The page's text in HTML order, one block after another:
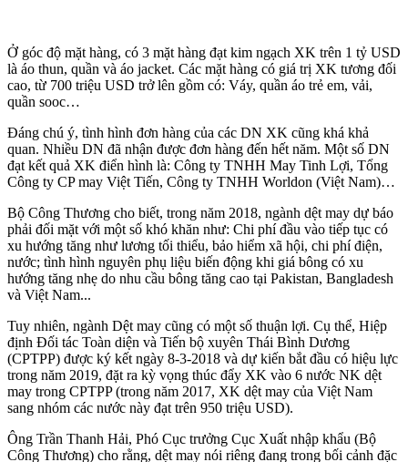
Ở góc độ mặt hàng, có 3 mặt hàng đạt kim ngạch XK trên 1 tỷ USD
là áo thun, quần và áo jacket. Các mặt hàng có giá trị XK tương đối
cao, từ 700 triệu USD trở lên gồm có: Váy, quần áo trẻ em, vải,
quần sooc…
Đáng chú ý, tình hình đơn hàng của các DN XK cũng khá khả
quan. Nhiều DN đã nhận được đơn hàng đến hết năm. Một số DN
đạt kết quả XK điển hình là: Công ty TNHH May Tinh Lợi, Tổng
Công ty CP may Việt Tiến, Công ty TNHH Worldon (Việt Nam)…
Bộ Công Thương cho biết, trong năm 2018, ngành dệt may dự báo
phải đối mặt với một số khó khăn như: Chi phí đầu vào tiếp tục có
xu hướng tăng như lương tối thiểu, bảo hiểm xã hội, chi phí điện,
nước; tình hình nguyên phụ liệu biến động khi giá bông có xu
hướng tăng nhẹ do nhu cầu bông tăng cao tại Pakistan, Bangladesh
và Việt Nam...
Tuy nhiên, ngành Dệt may cũng có một số thuận lợi. Cụ thể, Hiệp
định Đối tác Toàn diện và Tiến bộ xuyên Thái Bình Dương
(CPTPP) được ký kết ngày 8-3-2018 và dự kiến bắt đầu có hiệu lực
trong năm 2019, đặt ra kỳ vọng thúc đẩy XK vào 6 nước NK dệt
may trong CPTPP (trong năm 2017, XK dệt may của Việt Nam
sang nhóm các nước này đạt trên 950 triệu USD).
Ông Trần Thanh Hải, Phó Cục trưởng Cục Xuất nhập khẩu (Bộ
Công Thương) cho rằng, dệt may nói riêng đang trong bối cảnh đặc